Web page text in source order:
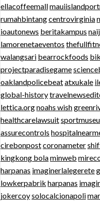
ellacoffeemall
rumahbintangcentrovirginia
ioautonews beritakampus
lamorenetaeventos
walangsari bearrockfoods
projectparadisegame
oaklandpolicebeatatxukale
global-history
lettica.orgnoahs wish
healthcarelawsuit
assurecontrols
cirebonpostcoronameter
kingkong bolaminweb
harpanas imaginerlalegerete
lowkerpabrik harpanas
jokercoysolocalcionapoli